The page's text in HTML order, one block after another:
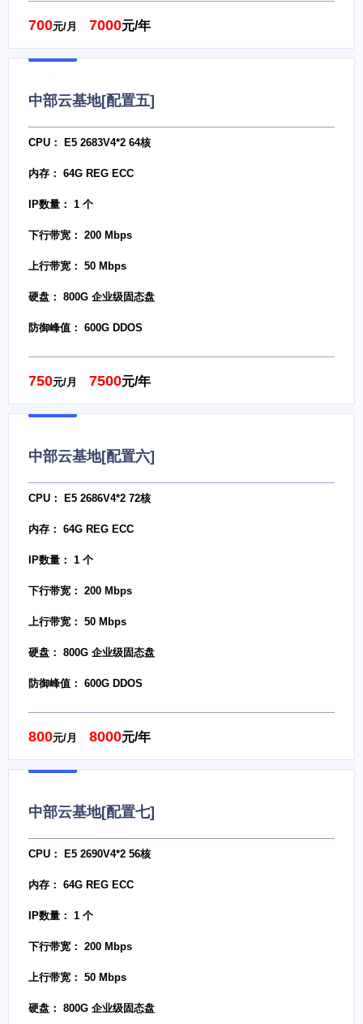
700元/月 7000元/年
中部云基地[配置五]
CPU： E5 2683V4*2 64核
内存： 64G REG ECC
IP数量： 1 个
下行带宽： 200 Mbps
上行带宽： 50 Mbps
硬盘： 800G 企业级固态盘
防御峰值： 600G DDOS
750元/月 7500元/年
中部云基地[配置六]
CPU： E5 2686V4*2 72核
内存： 64G REG ECC
IP数量： 1 个
下行带宽： 200 Mbps
上行带宽： 50 Mbps
硬盘： 800G 企业级固态盘
防御峰值： 600G DDOS
800元/月 8000元/年
中部云基地[配置七]
CPU： E5 2690V4*2 56核
内存： 64G REG ECC
IP数量： 1 个
下行带宽： 200 Mbps
上行带宽： 50 Mbps
硬盘： 800G 企业级固态盘